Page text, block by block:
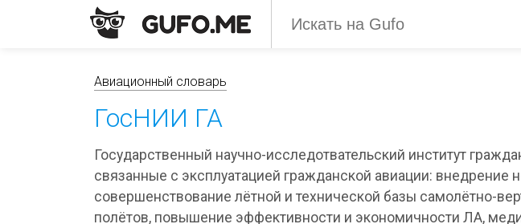
Авиационный словарь
ГосНИИ ГА
Государственный научно-исследотвательский институт
связанные с эксплуатацией гражданской авиации:
совершенствование лётной и технической базы самолётно-
полётов, повышение эффективности и экономичности ЛА,